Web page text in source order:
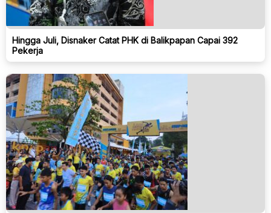
Hingga Juli, Disnaker Catat PHK di Balikpapan Capai 392
Pekerja